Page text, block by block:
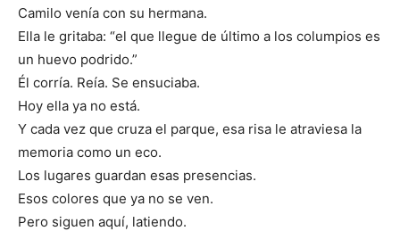
Camilo venía con su hermana.
Ella le gritaba: “el que llegue de último a los columpios es
un huevo podrido.”
Él corría. Reía. Se ensuciaba.
Hoy ella ya no está.
Y cada vez que cruza el parque, esa risa le atraviesa la
memoria como un eco.
Los lugares guardan esas presencias.
Esos colores que ya no se ven.
Pero siguen aquí, latiendo.